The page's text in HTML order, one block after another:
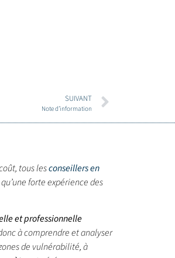
SUIVANT
Note d’information
tous lesconseillers en
forte expérience des
et professionnelle
à comprendre et analyser
de vulnérabilité, à